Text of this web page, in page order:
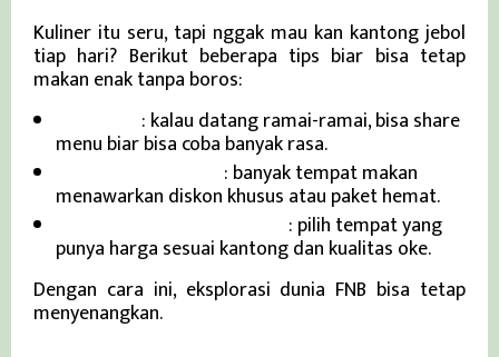
Kuliner itu seru, tapi nggak mau kan kantong jebol
tiap hari? Berikut beberapa tips biar bisa tetap
makan enak tanpa boros:
: kalau datang ramai-ramai, bisa share
menu biar bisa coba banyak rasa.
: banyak tempat makan
menawarkan diskon khusus atau paket hemat.
: pilih tempat yang
punya harga sesuai kantong dan kualitas oke.
Dengan cara ini, eksplorasi dunia FNB bisa tetap
menyenangkan.